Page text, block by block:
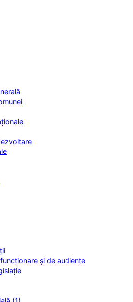
și de audiențe
(1)